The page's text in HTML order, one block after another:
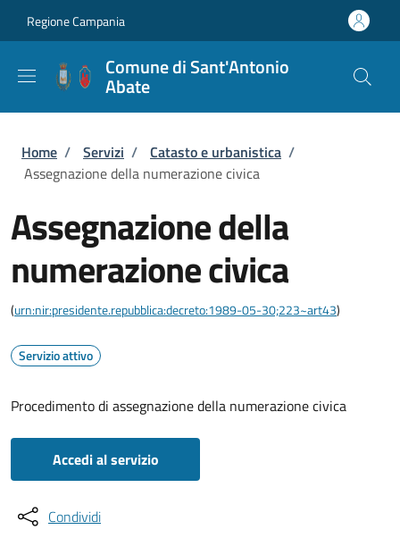
Regione Campania
Comune di Sant'Antonio
Abate
Briciole di pane
Home / Servizi / Catasto e urbanistica /
Assegnazione della numerazione civica
Assegnazione della
numerazione civica
(urn:nir:presidente.repubblica:decreto:1989-05-30;223~art43)
Servizio attivo
Procedimento di assegnazione della numerazione civica
Accedi al servizio
Condividi